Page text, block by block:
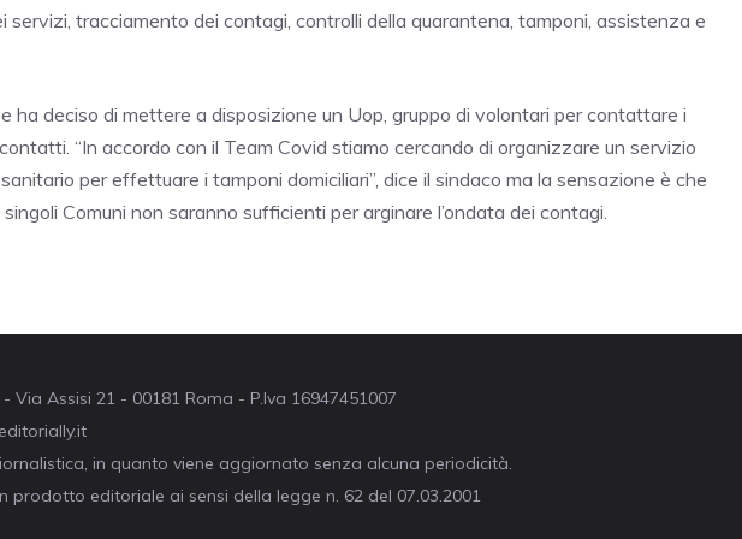
tracciamento dei contagi, controlli della quarantena, tamponi, assistenza e
ha deciso di mettere a disposizione un Uop, gruppo di volontari per contattare i
“In accordo con il Team Covid stiamo cercando di organizzare un servizio
per effettuare i tamponi domiciliari”, dice il sindaco ma la sensazione è che
Comuni non saranno sufficienti per arginare l’ondata dei contagi.
Assisi 21 - 00181 Roma - P.Iva 16947451007
in quanto viene aggiornato senza alcuna periodicità.
prodotto editoriale ai sensi della legge n. 62 del 07.03.2001